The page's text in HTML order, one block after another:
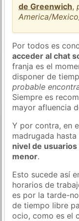
de Greenwich,
America/
Por todos es
acceder al chat
franja es el
disponer de
probable
Siempre es
mayor afluencia
Y por contra, en
madrugada
nivel de
menor.
Esto sucede así
horarios de
es por la tarde-
de tiempo libre
ocio, como es el